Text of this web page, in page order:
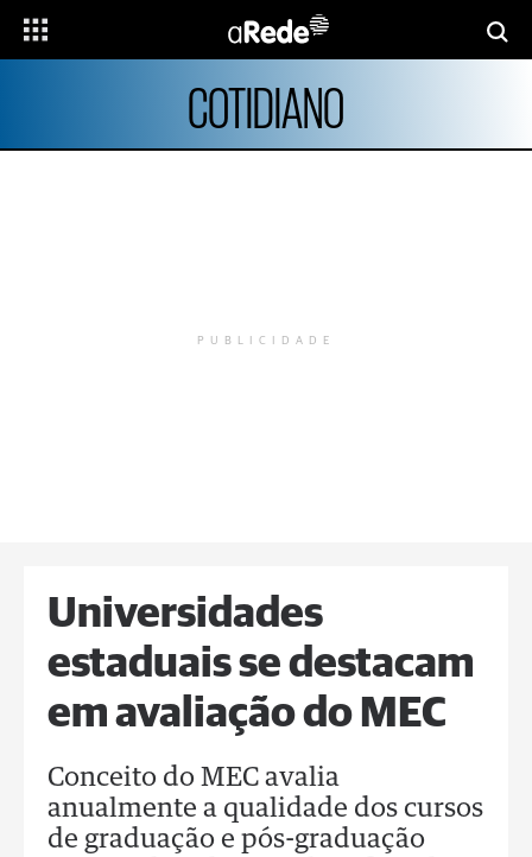
COTIDIANO
PUBLICIDADE
Universidades
estaduais se destacam
em avaliação do MEC
Conceito do MEC avalia
anualmente a qualidade dos cursos
de graduação e pós-graduação